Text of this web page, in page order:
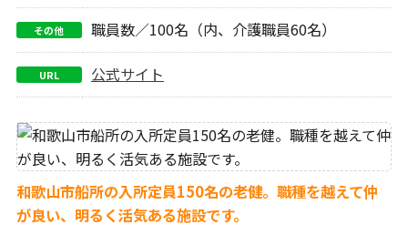
その他 職員数／100名（内、介護職員60名）
URL 公式サイト
和歌山市船所の入所定員150名の老健。職種を越えて仲
が良い、明るく活気ある施設です。